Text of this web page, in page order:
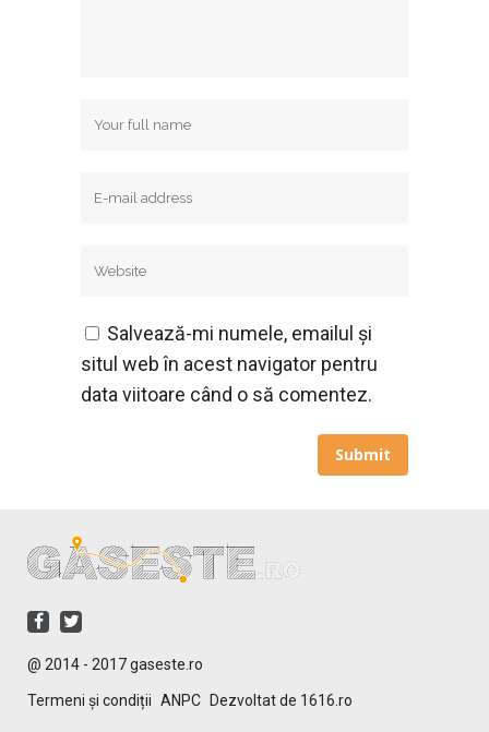
Salvează-mi numele, emailul și
situl web în acest navigator pentru
data viitoare când o să comentez.
@ 2014 - 2017 gaseste.ro
Termeni și condiții ANPC Dezvoltat de 1616.ro